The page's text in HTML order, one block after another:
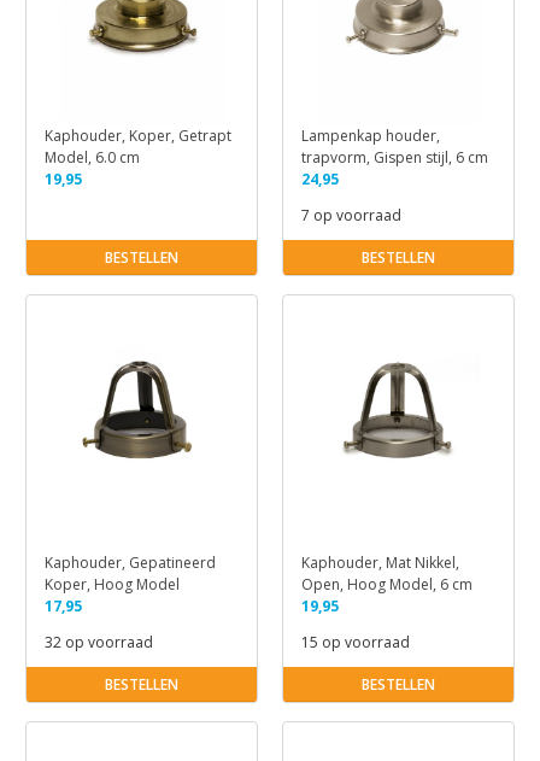
Kaphouder, Koper, Getrapt
Model, 6.0 cm
19,95
BESTELLEN
Lampenkap houder,
trapvorm, Gispen stijl, 6 cm
24,95
7 op voorraad
BESTELLEN
Kaphouder, Gepatineerd
Koper, Hoog Model
17,95
32 op voorraad
BESTELLEN
Kaphouder, Mat Nikkel,
Open, Hoog Model, 6 cm
19,95
15 op voorraad
BESTELLEN